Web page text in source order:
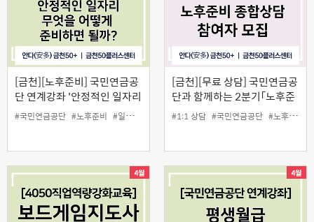
[금천][노후준비] 국민연금공
단 연계강좌 '안정적인 일자리
무엇을 어떻게 준비할 수 있을
까'
#국민연금공단 #노후준비 #일자리
[금천][무료 상담] 국민연금공
단과 함께하는 2분기「노후준
비 종합상담」
#1:1 상담 #국민연금공단 #노후준비